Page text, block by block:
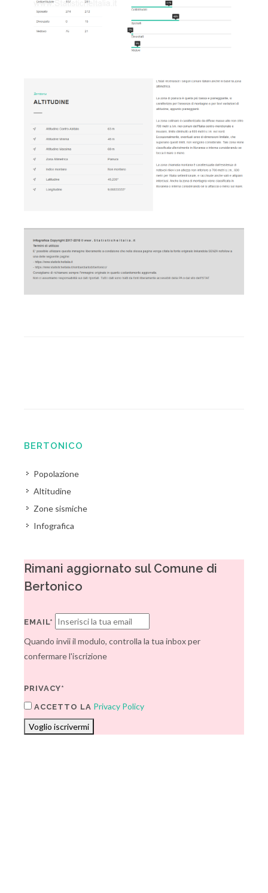
BERTONICO
Popolazione
Altitudine
Zone sismiche
Infografica
Rimani aggiornato sul Comune di
Bertonico
EMAIL*
Quando invii il modulo, controlla la tua inbox per
confermare l'iscrizione
PRIVACY*
ACCETTO LA Privacy Policy
Voglio iscrivermi